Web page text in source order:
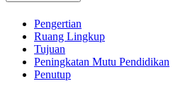
Pengertian
Ruang Lingkup
Tujuan
Peningkatan Mutu Pendidikan
Penutup